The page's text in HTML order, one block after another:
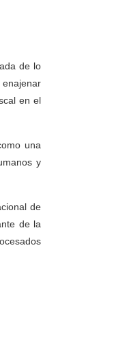
de lo
enajenar
en el
una
y
de
de la